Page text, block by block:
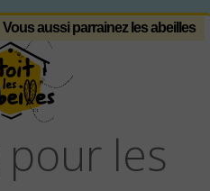
Vous aussi parrainez les abeilles
les